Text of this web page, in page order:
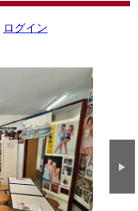
ログイン
Next